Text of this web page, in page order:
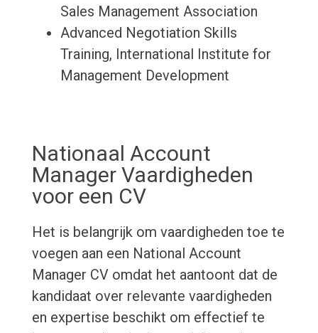
Sales Management Association
Advanced Negotiation Skills
Training, International Institute for
Management Development
Nationaal Account
Manager Vaardigheden
voor een CV
Het is belangrijk om vaardigheden toe te
voegen aan een National Account
Manager CV omdat het aantoont dat de
kandidaat over relevante vaardigheden
en expertise beschikt om effectief te